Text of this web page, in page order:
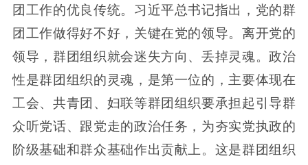
团工作的优良传统。习近平总书记指出，党的群
团工作做得好不好，关键在党的领导。离开党的
领导，群团组织就会迷失方向、丢掉灵魂。政治
性是群团组织的灵魂，是第一位的，主要体现在
工会、共青团、妇联等群团组织要承担起引导群
众听党话、跟党走的政治任务，为夯实党执政的
阶级基础和群众基础作出贡献上。这是群团组织